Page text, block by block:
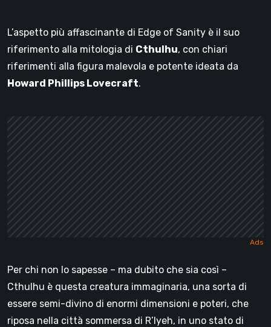
L’aspetto più affascinante di Edge of Sanity è il suo
riferimento alla mitologia di Cthulhu, con chiari
riferimenti alla figura malevola e potente ideata da
Howard Phillips Lovecraft.
Per chi non lo sapesse – ma dubito che sia così –
Cthulhu è questa creatura immaginaria, una sorta di
essere semi-divino di enormi dimensioni e poteri, che
riposa nella città sommersa di R’lyeh, in uno stato di